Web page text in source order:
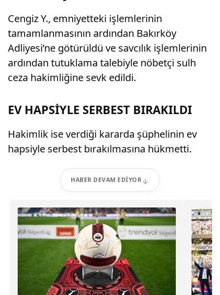
Cengiz Y., emniyetteki işlemlerinin
tamamlanmasının ardından Bakırköy
Adliyesi’ne götürüldü ve savcılık işlemlerinin
ardından tutuklama talebiyle nöbetçi sulh
ceza hakimliğine sevk edildi.
EV HAPSİYLE SERBEST BIRAKILDI
Hakimlik ise verdiği kararda şüphelinin ev
hapsiyle serbest bırakılmasına hükmetti.
HABER DEVAM EDIYOR